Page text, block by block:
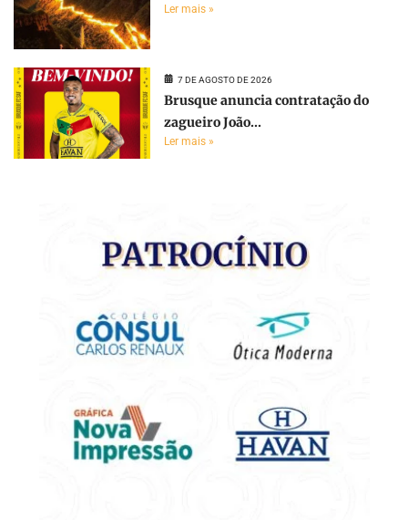
Ler mais »
7 DE AGOSTO DE 2026
Brusque anuncia contratação do
zagueiro João...
Ler mais »